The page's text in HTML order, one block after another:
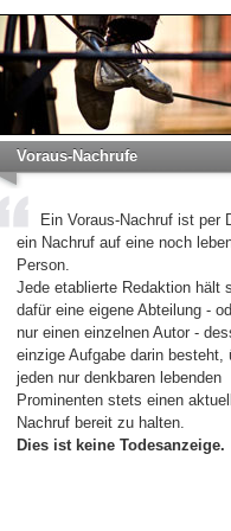
Voraus-Nachrufe
Ein Voraus-Nachruf ist per
ein Nachruf auf eine noch
Person.
Jede etablierte Redaktion hält
dafür eine eigene Abteilung -
nur einen einzelnen Autor -
einzige Aufgabe darin besteht,
jeden nur denkbaren lebenden
Prominenten stets einen
Nachruf bereit zu halten.
Dies ist keine Todesanzeige.